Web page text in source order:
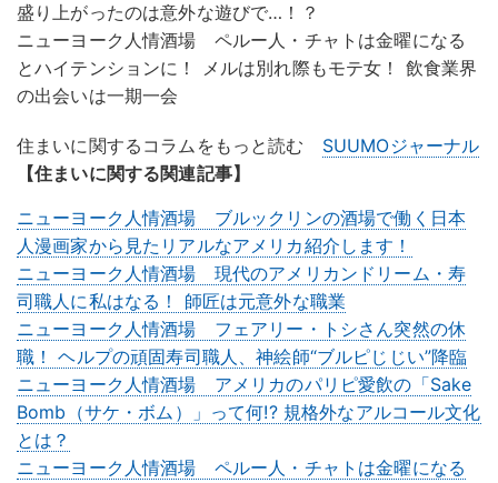
盛り上がったのは意外な遊びで…！？
ニューヨーク人情酒場 ペルー人・チャトは金曜になる
とハイテンションに！ メルは別れ際もモテ女！ 飲食業界
の出会いは一期一会
住まいに関するコラムをもっと読む SUUMOジャーナル
【住まいに関する関連記事】
ニューヨーク人情酒場 ブルックリンの酒場で働く日本
人漫画家から見たリアルなアメリカ紹介します！
ニューヨーク人情酒場 現代のアメリカンドリーム・寿
司職人に私はなる！ 師匠は元意外な職業
ニューヨーク人情酒場 フェアリー・トシさん突然の休
職！ ヘルプの頑固寿司職人、神絵師“ブルピじじい”降臨
ニューヨーク人情酒場 アメリカのパリピ愛飲の「Sake
Bomb（サケ・ボム）」って何!? 規格外なアルコール文化
とは？
ニューヨーク人情酒場 ペルー人・チャトは金曜になる